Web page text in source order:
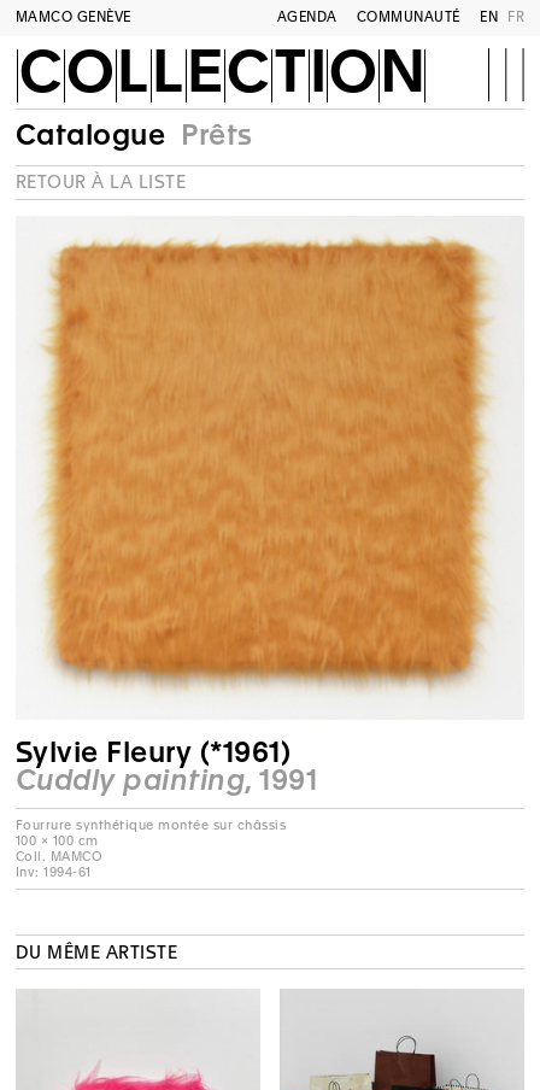
MAMCO GENÈVE AGENDA COMMUNAUTÉ EN FR
COLLECTION
Catalogue Prêts
RETOUR À LA LISTE
Sylvie Fleury (*1961)
Cuddly painting, 1991
Fourrure synthétique montée sur châssis
100 × 100 cm
Coll. MAMCO
Inv: 1994-61
DU MÊME ARTISTE